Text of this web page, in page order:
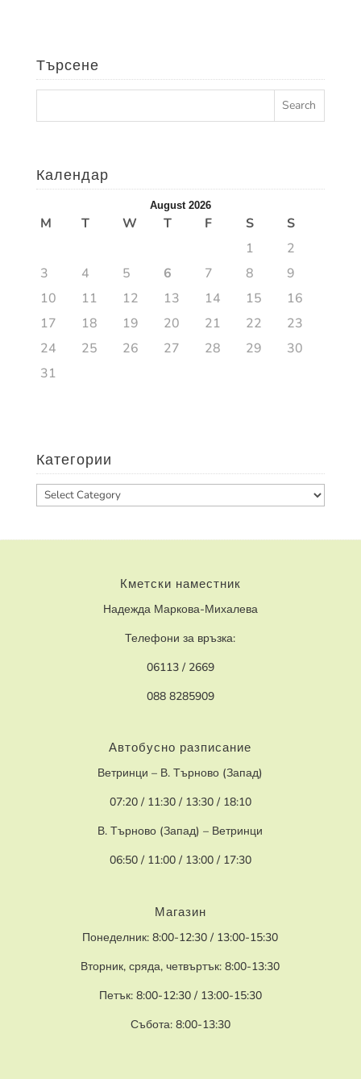
Търсене
Календар
August 2026
M T W T F S
S
1
2
3
4 5 6 7 8
9
10
11 12 13 14 15
16
17
18 19 20 21 22
23
24
25 26 27 28 29
30
31
Категории
Категории
Кметски наместник
Надежда Маркова-Михалева
Телефони за връзка:
06113 / 2669
088 8285909
Автобусно разписание
Ветринци – В. Търново (Запад)
07:20 / 11:30 / 13:30 / 18:10
В. Търново (Запад) – Ветринци
06:50 / 11:00 / 13:00 / 17:30
Магазин
Понеделник: 8:00-12:30 / 13:00-15:30
Вторник, сряда, четвъртък: 8:00-13:30
Петък: 8:00-12:30 / 13:00-15:30
Събота: 8:00-13:30